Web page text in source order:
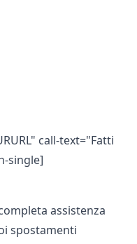
call-text="Fatti
single]
assistenza
spostamenti